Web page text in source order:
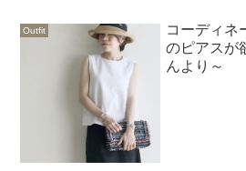
Outfit
コーディネ
のピアスが
んより～